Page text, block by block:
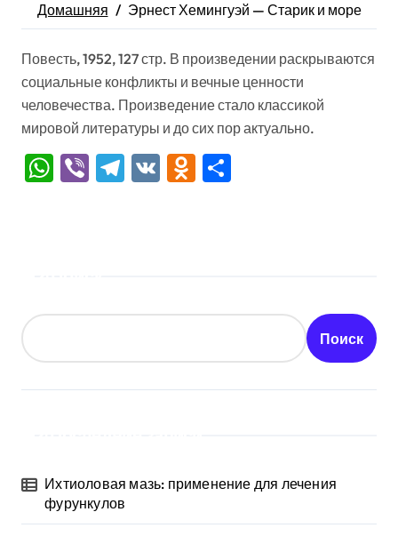
Домашняя Эрнест Хемингуэй — Старик и море
Повесть, 1952, 127 стр. В произведении раскрываются
социальные конфликты и вечные ценности
человечества. Произведение стало классикой
мировой литературы и до сих пор актуально.
WhatsApp
ViberTelegram
VK Odnoklassniki
Поиск
Ихтиоловая мазь: применение для лечения
фурункулов